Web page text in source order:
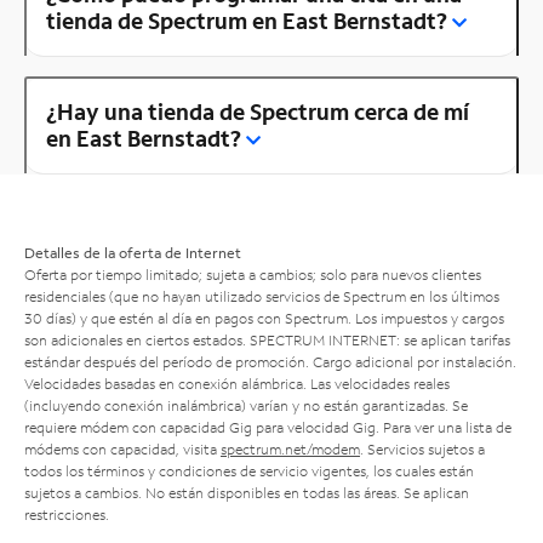
tienda de Spectrum en East Bernstadt?
¿Hay una tienda de Spectrum cerca de mí
en East Bernstadt?
Detalles de la oferta de Internet
Oferta por tiempo limitado; sujeta a cambios; solo para nuevos clientes
residenciales (que no hayan utilizado servicios de Spectrum en los últimos
30 días) y que estén al día en pagos con Spectrum. Los impuestos y cargos
son adicionales en ciertos estados. SPECTRUM INTERNET: se aplican tarifas
estándar después del período de promoción. Cargo adicional por instalación.
Velocidades basadas en conexión alámbrica. Las velocidades reales
(incluyendo conexión inalámbrica) varían y no están garantizadas. Se
requiere módem con capacidad Gig para velocidad Gig. Para ver una lista de
módems con capacidad, visita spectrum.net/modem . Servicios sujetos a
todos los términos y condiciones de servicio vigentes, los cuales están
sujetos a cambios. No están disponibles en todas las áreas. Se aplican
restricciones.